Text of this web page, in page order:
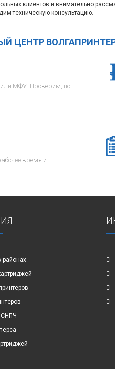
клиентов и внимательно
техническую консультацию.
ЦЕНТР
МФУ. Проверим, по
время и
районах
СНПЧ